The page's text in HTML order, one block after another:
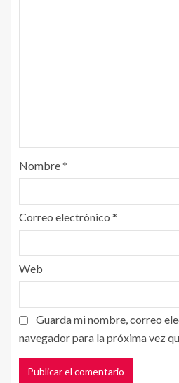
Nombre*
Correo electrónico *
Web
Guarda mi nombre, correo
navegador para la próxima vez